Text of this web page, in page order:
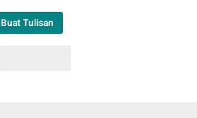
Buat Tulisan